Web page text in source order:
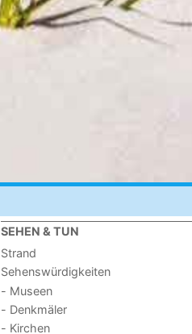
SEHEN & TUN
Strand
Sehenswürdigkeiten
- Museen
- Denkmäler
- Kirchen